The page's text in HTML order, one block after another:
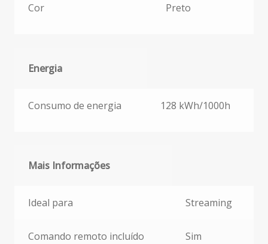
Cor Preto
Energia
Consumo de energia 128 kWh/1000h
Mais Informações
Ideal para Streaming
Comando remoto incluído Sim